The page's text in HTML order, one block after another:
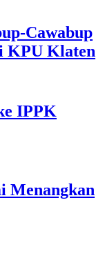
Cawabup
KPU Klaten
IPPK
Menangkan